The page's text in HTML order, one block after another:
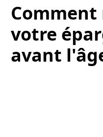
votre
avant